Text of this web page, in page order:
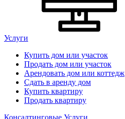
Услуги
Купить дом или участок
Продать дом или участок
Арендовать дом или коттедж
Сдать в аренду дом
Купить квартиру
Продать квартиру
Консалтинговые Услуги